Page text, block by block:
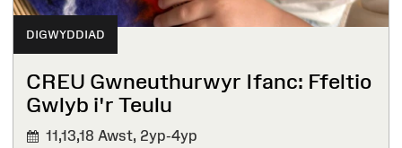
DIGWYDDIAD
CREU Gwneuthurwyr Ifanc: Ffeltio
Gwlyb i'r Teulu
11,13,18 Awst, 2yp-4yp